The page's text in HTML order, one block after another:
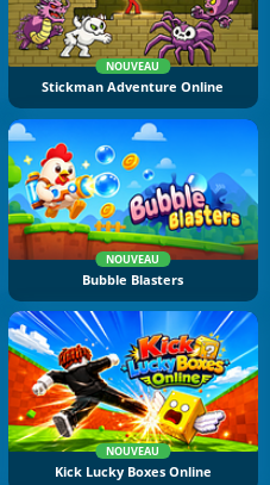
NOUVEAU
Stickman Adventure Online
NOUVEAU
Bubble Blasters
NOUVEAU
Kick Lucky Boxes Online